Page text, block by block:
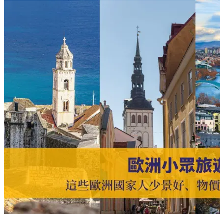
旅
吧！
些
國
家
最
適
身
旅
行：